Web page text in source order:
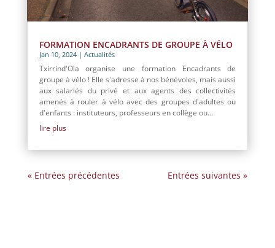
FORMATION ENCADRANTS DE GROUPE À VÉLO
Jan 10, 2024| Actualités
Txirrind'Ola organise une formation Encadrants de
groupe à vélo ! Elle s'adresse à nos bénévoles, mais aussi
aux salariés du privé et aux agents des collectivités
amenés à rouler à vélo avec des groupes d'adultes ou
d'enfants : instituteurs, professeurs en collège ou...
lire plus
« Entrées précédentes Entrées suivantes »